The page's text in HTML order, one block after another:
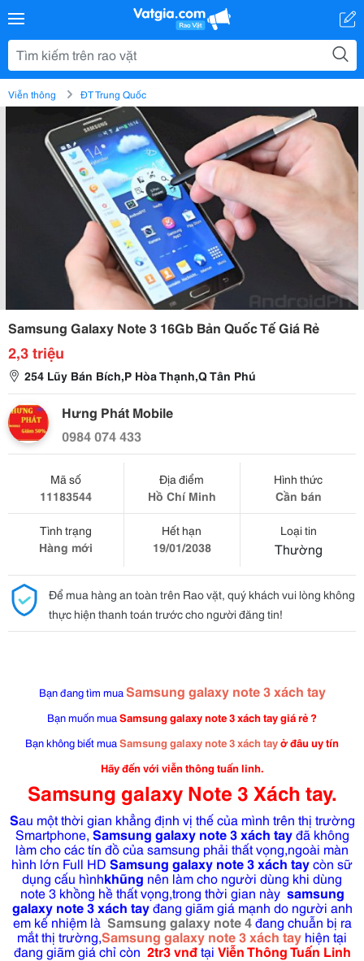
Viễn thông ĐT Trung Quốc
Samsung Galaxy Note 3 16Gb Bản Quốc Tế Giá Rẻ
2,3 triệu
254 Lũy Bán Bích,P Hòa Thạnh,Q Tân Phú
Hưng Phát Mobile
0984 074 433
Mã số
11183544
Địa điểm
Hồ Chí Minh
Hình thức
Cần bán
Tình trạng
Hàng mới
Hết hạn
19/01/2038
Loại tin
Thường
Để mua hàng an toàn trên Rao vặt, quý khách vui lòng không
thực hiện thanh toán trước cho người đăng tin!
Bạn đang tìm muaSamsung galaxy note 3 xách tay
Bạn muốn muaSamsung galaxy note 3 xách tay giá rẻ ?
Bạn không biết muaSamsung galaxy note 3 xách tayở đâu uy tín
Hãy đến với viễn thông tuấn linh.
Samsung galaxy Note 3 Xách tay.
Sau một thời gian khẳng định vị thế của mình trên thị trường
Smartphone,Samsung galaxy note 3 xách tayđã không
làm cho các tín đồ của samsung phải thất vọng,ngoài màn
hình lớn Full HD Samsung galaxy note 3 xách taycòn sữ
dụng cấu hìnhkhũng nên làm cho người dùng khi dùng
note 3 khồng hề thất vọng,trong thời gian nàysamsung
galaxy note 3 xách tayđang giãm giá mạnh do người anh
em kế nhiệm là Samsung galaxy note 4đang chuẫn bị ra
mắt thị trường,Samsung galaxy note 3 xách tay hiện tại
đang giãm giá chỉ còn 2tr3 vnđtại Viễn Thông Tuấn Linh